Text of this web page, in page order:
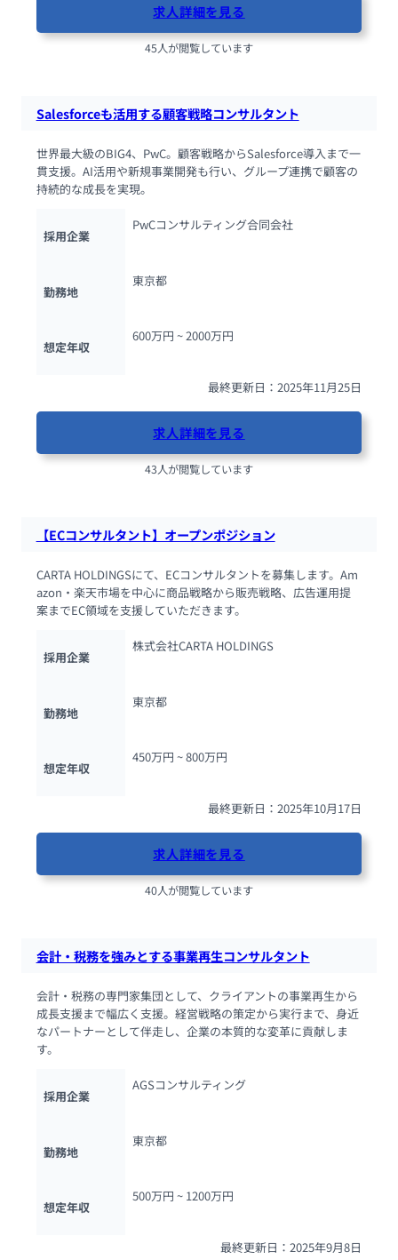
求人詳細を見る
45人が閲覧しています
Salesforceも活用する顧客戦略コンサルタント
世界最大級のBIG4、PwC。顧客戦略からSalesforce導入まで一
貫支援。AI活用や新規事業開発も行い、グループ連携で顧客の
持続的な成長を実現。
採用企業
PwCコンサルティング合同会社
勤務地
東京都
想定年収
600万円 ~ 2000万円
最終更新日：2025年11月25日
求人詳細を見る
43人が閲覧しています
【ECコンサルタント】オープンポジション
CARTA HOLDINGSにて、ECコンサルタントを募集します。Am
azon・楽天市場を中心に商品戦略から販売戦略、広告運用提
案までEC領域を支援していただきます。
採用企業
株式会社CARTA HOLDINGS
勤務地
東京都
想定年収
450万円 ~ 800万円
最終更新日：2025年10月17日
求人詳細を見る
40人が閲覧しています
会計・税務を強みとする事業再生コンサルタント
会計・税務の専門家集団として、クライアントの事業再生から
成長支援まで幅広く支援。経営戦略の策定から実行まで、身近
なパートナーとして伴走し、企業の本質的な変革に貢献しま
す。
採用企業
AGSコンサルティング
勤務地
東京都
想定年収
500万円 ~ 1200万円
最終更新日：2025年9月8日